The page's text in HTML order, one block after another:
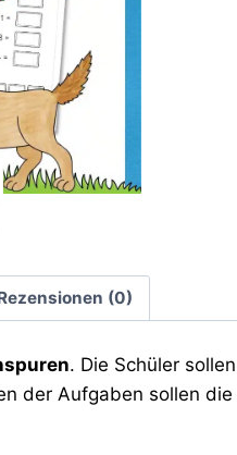
(0)
. Die Schüler
der Aufgaben sollen